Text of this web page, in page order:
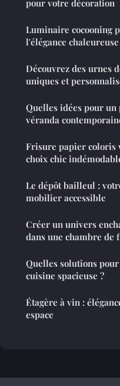
pour votre décoration
Luminaire cocooning
l'élégance chaleureuse
Découvrez des urnes
uniques et
Quelles idées pour un
véranda
Frisure papier coloris
choix chic
Le dépôt bailleul :
mobilier accessible
Créer un univers
dans une chambre de
Quelles solutions
cuisine spacieuse ?
Étagère à vin :
espace